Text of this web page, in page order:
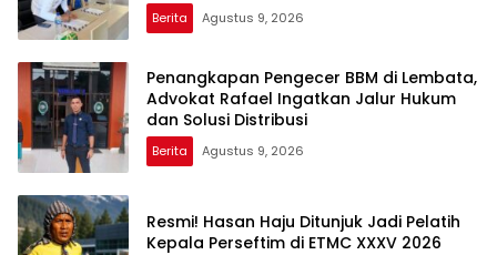
Berita Agustus 9, 2026
Penangkapan Pengecer BBM di Lembata,
Advokat Rafael Ingatkan Jalur Hukum
dan Solusi Distribusi
Berita Agustus 9, 2026
Resmi! Hasan Haju Ditunjuk Jadi Pelatih
Kepala Perseftim di ETMC XXXV 2026